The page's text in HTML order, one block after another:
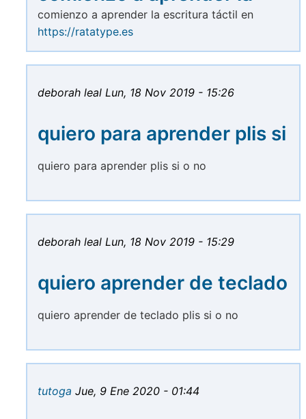
comienzo a aprender la escritura táctil en
https://ratatype.es
deborah leal Lun, 18 Nov 2019 - 15:26
quiero para aprender plis si
quiero para aprender plis si o no
deborah leal Lun, 18 Nov 2019 - 15:29
quiero aprender de teclado
quiero aprender de teclado plis si o no
tutoga Jue, 9 Ene 2020 - 01:44